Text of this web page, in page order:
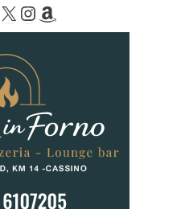
X Instagram
Amazon